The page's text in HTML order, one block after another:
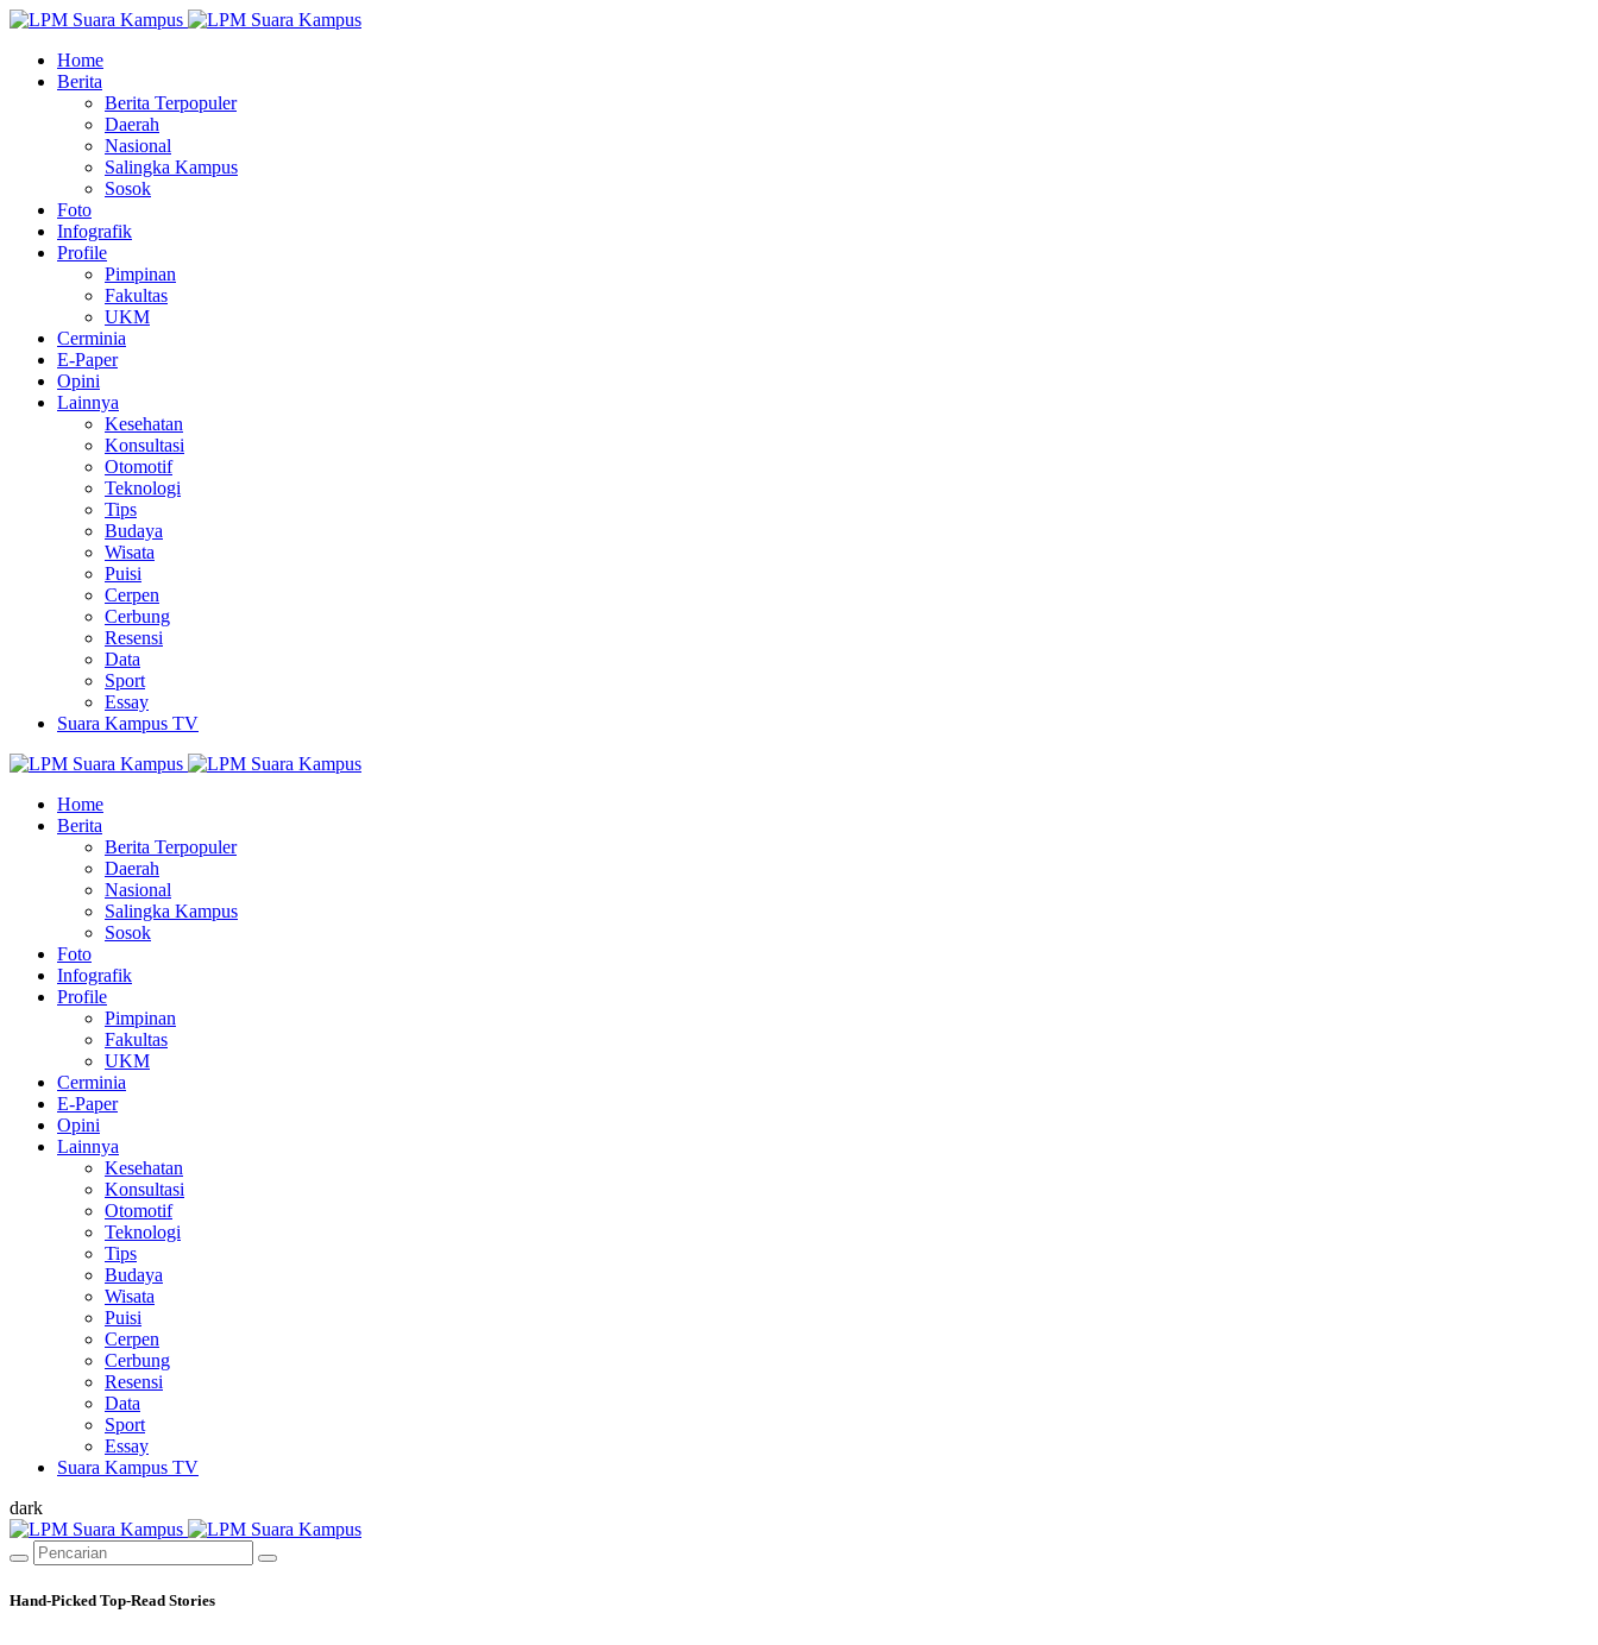
Home
Berita
Berita Terpopuler
Daerah
Nasional
Salingka Kampus
Sosok
Foto
Infografik
Profile
Pimpinan
Fakultas
UKM
Cerminia
E-Paper
Opini
Lainnya
Kesehatan
Konsultasi
Otomotif
Teknologi
Tips
Budaya
Wisata
Puisi
Cerpen
Cerbung
Resensi
Data
Sport
Essay
Suara Kampus TV
Home
Berita
Berita Terpopuler
Daerah
Nasional
Salingka Kampus
Sosok
Foto
Infografik
Profile
Pimpinan
Fakultas
UKM
Cerminia
E-Paper
Opini
Lainnya
Kesehatan
Konsultasi
Otomotif
Teknologi
Tips
Budaya
Wisata
Puisi
Cerpen
Cerbung
Resensi
Data
Sport
Essay
Suara Kampus TV
dark
Hand-Picked Top-Read Stories